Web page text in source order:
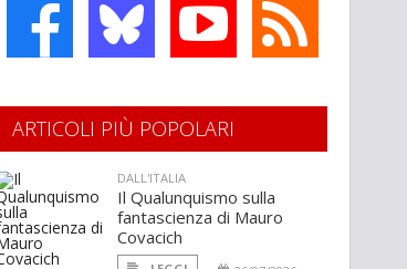
ARTICOLI PIÙ POPOLARI
DALL'ITALIA
Il Qualunquismo sulla
fantascienza di Mauro
Covacich